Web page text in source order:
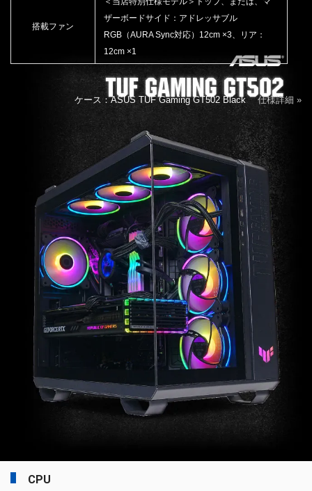
搭載ファン
ザーボードサイド：アドレッサブル
RGB（AURA Sync対応）12cm ×3、リア：
12cm ×1
ケース：ASUS TUF Gaming GT502 Black仕様詳細 »
CPU